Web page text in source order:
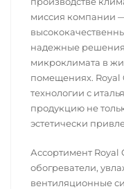
миссия компании
надежные
микроклимата в
помещениях. Royal
технологии с
продукцию не
эстетически
Ассортимент
обогреватели,
вентиляционные